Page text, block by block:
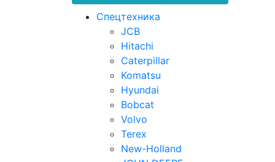
Спецтехника
JCB
Hitachi
Caterpillar
Komatsu
Hyundai
Bobcat
Volvo
Terex
New-Holland